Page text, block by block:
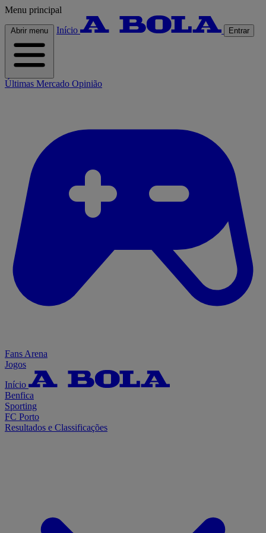
Menu principal
Abrir menu Início Entrar
Últimas Mercado Opinião
Fans Arena
Jogos
Início
Benfica
Sporting
FC Porto
Resultados e Classificações